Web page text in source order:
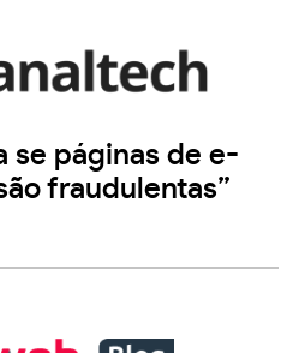
se páginas de e-
fraudulentas”